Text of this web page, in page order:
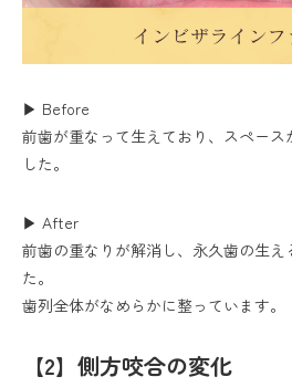
▶ Before
前歯が重なって生えており、スペー
した。
▶ After
前歯の重なりが解消し、永久歯の生
た。
歯列全体がなめらかに整っています。
【2】側方咬合の変化